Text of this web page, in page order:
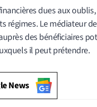
dues aux
Le médiateur de
des bénéficiaires
il peut prétendre.
News